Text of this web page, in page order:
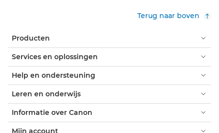
Terug naar boven
Producten
Services en oplossingen
Help en ondersteuning
Leren en onderwijs
Informatie over Canon
Mijn account